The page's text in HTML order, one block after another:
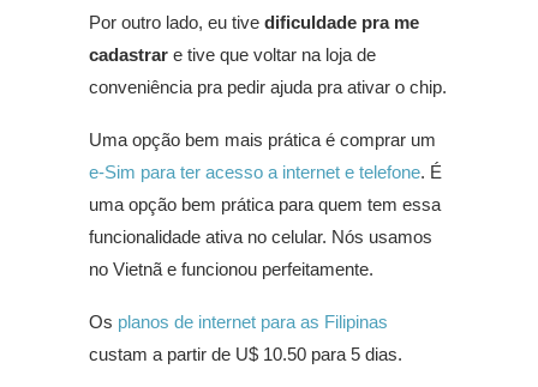
Por outro lado, eu tive dificuldade pra me
cadastrar e tive que voltar na loja de
conveniência pra pedir ajuda pra ativar o chip.
Uma opção bem mais prática é comprar um
e-Sim para ter acesso a internet e telefone. É
uma opção bem prática para quem tem essa
funcionalidade ativa no celular. Nós usamos
no Vietnã e funcionou perfeitamente.
Os planos de internet para as Filipinas
custam a partir de U$ 10.50 para 5 dias.